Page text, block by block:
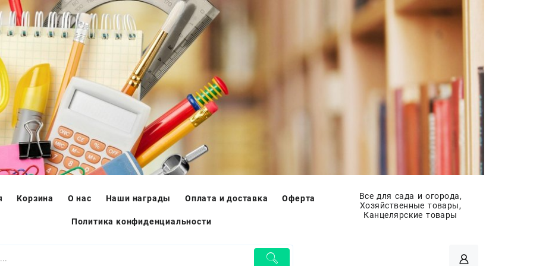
Все для сада и огорода,
Хозяйственные товары,
Канцелярские товары
Корзина О нас Наши награды Оплата и доставка Оферта
Политика конфиденциальности